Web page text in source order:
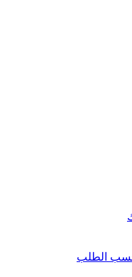
حسب الطلب